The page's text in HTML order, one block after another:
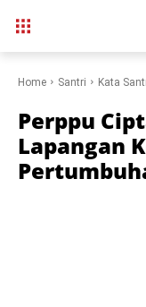
Home Santri Kata
Perppu
Lapangan